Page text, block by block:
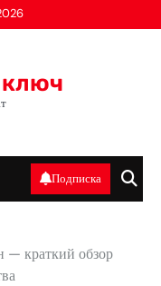
ключ
Подписка
— краткий обзор